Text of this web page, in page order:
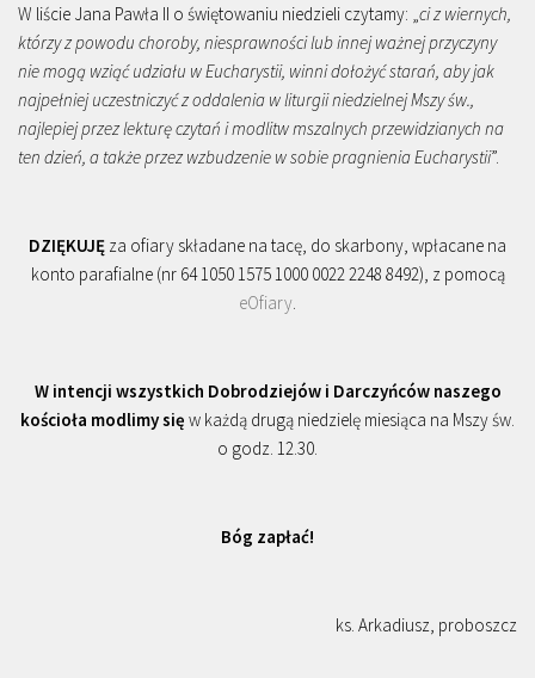
W liście Jana Pawła II o świętowaniu niedzieli czytamy: „ ci z wiernych,
którzy z powodu choroby, niesprawności lub innej ważnej przyczyny
nie mogą wziąć udziału w Eucharystii, winni dołożyć starań, aby jak
najpełniej uczestniczyć z oddalenia w liturgii niedzielnej Mszy św.,
najlepiej przez lekturę czytań i modlitw mszalnych przewidzianych na
ten dzień, a także przez wzbudzenie w sobie pragnienia Eucharystii”.
DZIĘKUJĘ za ofiary składane na tacę, do skarbony, wpłacane na
konto parafialne (nr 64 1050 1575 1000 0022 2248 8492), z pomocą
eOfiary
W intencji wszystkich Dobrodziejów i Darczyńców naszego
kościoła modlimy się w każdą drugą niedzielę miesiąca na Mszy św.
o godz. 12.30.
Bóg zapłać!
ks. Arkadiusz, proboszcz